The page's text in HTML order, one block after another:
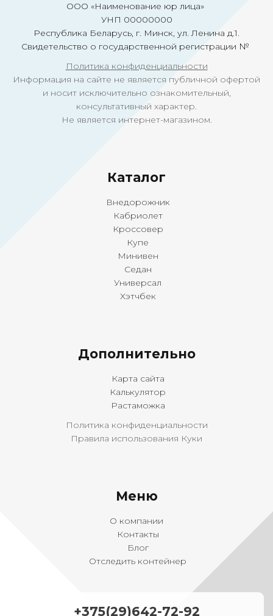
ООО «Наименование юр лица»
УНП 00000000
Республика Беларусь, г. Минск, ул. Ленина д.1.
Свидетельство о государственной регистрации №
Политика конфиденциальности
Информация на сайте не является публичной офертой
и носит исключительно ознакомительный,
консультативный характер.
Не является интернет-магазином.
Каталог
Внедорожник
Кабриолет
Кроссовер
Купе
Минивен
Седан
Универсал
Хэтчбек
Дополнительно
Карта сайта
Калькулятор
Растаможка
Политика конфиденциальности
Правила использования Куки
Меню
О компании
Контакты
Блог
Отследить контейнер
+375(29)642-72-92